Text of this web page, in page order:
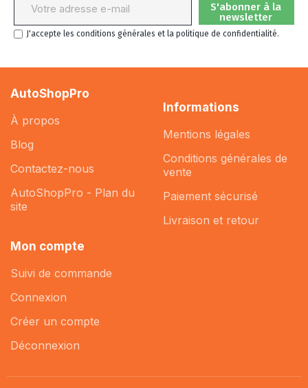
S'abonner à la
newsletter
J'accepte les conditions générales et la politique de confidentialité.
AutoShopPro
À propos
Blog
Contactez-nous
AutoShopPro - Plan du
site
Informations
Mentions légales
Conditions générales de
vente
Paiement sécurisé
Livraison et retour
Mon compte
Suivi de commande
Connexion
Créer un compte
Déconnexion